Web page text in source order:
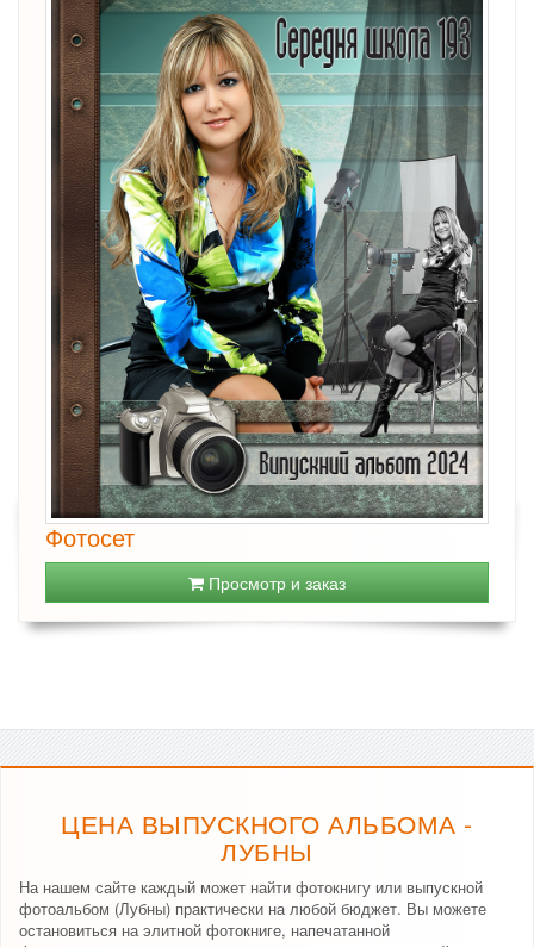
Фотосет
Просмотр и заказ
ЦЕНА ВЫПУСКНОГО АЛЬБОМА -
ЛУБНЫ
На нашем сайте каждый может найти фотокнигу или выпускной
фотоальбом (Лубны) практически на любой бюджет. Вы можете
остановиться на элитной фотокниге, напечатанной